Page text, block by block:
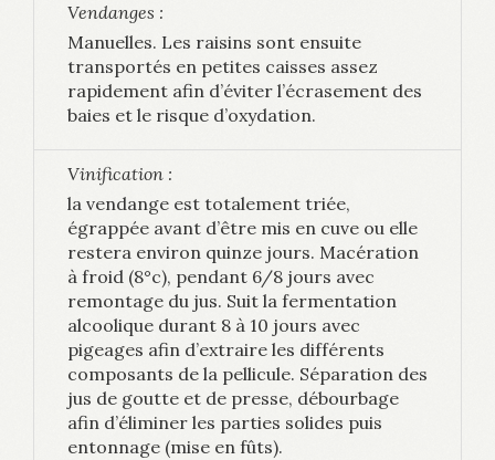
Vendanges :
Manuelles. Les raisins sont ensuite
transportés en petites caisses assez
rapidement afin d’éviter l’écrasement des
baies et le risque d’oxydation.
Vinification :
la vendange est totalement triée,
égrappée avant d’être mis en cuve ou elle
restera environ quinze jours. Macération
à froid (8°c), pendant 6/8 jours avec
remontage du jus. Suit la fermentation
alcoolique durant 8 à 10 jours avec
pigeages afin d’extraire les différents
composants de la pellicule. Séparation des
jus de goutte et de presse, débourbage
afin d’éliminer les parties solides puis
entonnage (mise en fûts).